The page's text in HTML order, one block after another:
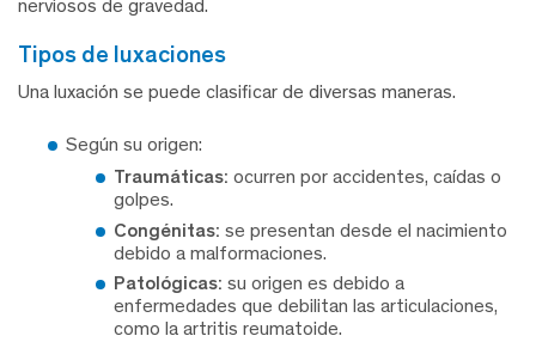
nerviosos de gravedad.
tipos de luxaciones
Una luxación se puede clasificar de diversas maneras.
Según su origen:
Traumáticas: ocurren por accidentes, caídas o
golpes.
Congénitas: se presentan desde el nacimiento
debido a malformaciones.
Patológicas: su origen es debido a
enfermedades que debilitan las articulaciones,
como la artritis reumatoide.